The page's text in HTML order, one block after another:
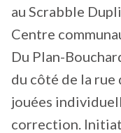
au Scrabble
Centre
Du Plan-
du côté de la rue
jouées
correction.